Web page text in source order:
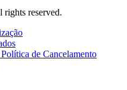
rights reserved.
de Cancelamento